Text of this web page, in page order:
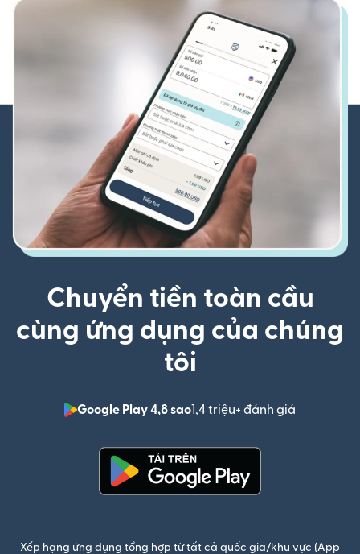
Chuyển tiền toàn cầu
cùng ứng dụng của chúng
tôi
Google Play 4,8 sao1,4 triệu+ đánh giá
Xếp hạng ứng dụng tổng hợp từ tất cả quốc gia/khu vực (App